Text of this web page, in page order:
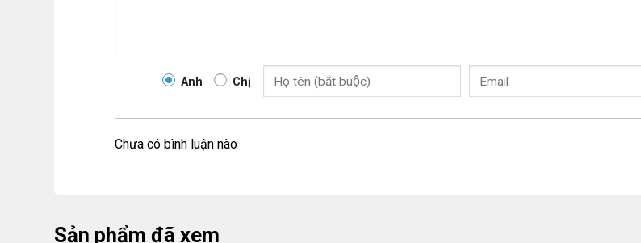
Anh Chị
Chưa có bình luận nào
Sản phẩm đã xem